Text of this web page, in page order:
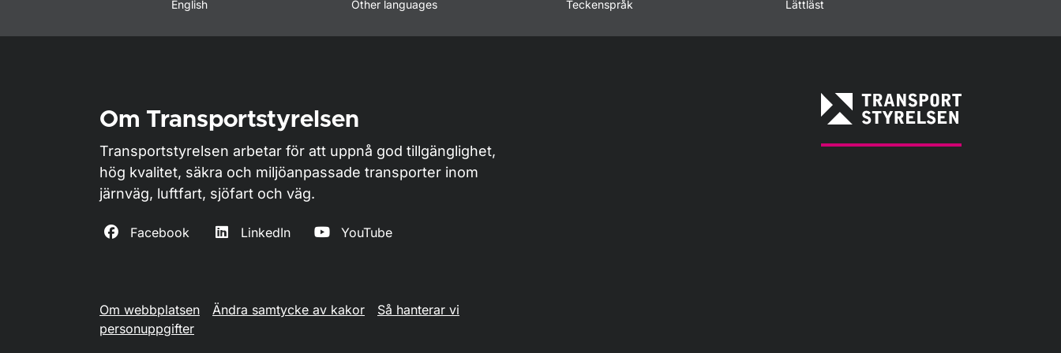
English Other languages Teckenspråk Lättläst
Om Transportstyrelsen
Transportstyrelsen arbetar för att uppnå god tillgänglighet,
hög kvalitet, säkra och miljöanpassade transporter inom
järnväg, luftfart, sjöfart och väg.
Facebook LinkedIn YouTube
Om webbplatsen Ändra samtycke av kakor
Så hanterar vi
personuppgifter